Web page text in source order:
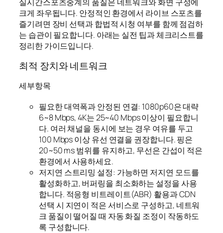
크게 좌우됩니다. 안정적인 환경에서 라이브 스포츠를
즐기려면 장비 선택과 합법적 시청 여부를 함께 점검하
는 습관이 필요합니다. 아래는 실전 팁과 체크리스트를
정리한 가이드입니다.
최적 장치와 네트워크
세부항목
필요한 대역폭과 안정된 연결: 1080p60은 대략
6~8 Mbps, 4K는 25~40 Mbps 이상이 필요합니
다. 여러 채널을 동시에 보는 경우 여유를 두고
100 Mbps 이상 유선 연결을 권장합니다. 핑은
20~50 ms 범위를 유지하고, 무선은 간섭이 적은
환경에서 사용하세요.
저지연 스트리밍 설정: 가능하면 저지연 모드를
활성화하고, 버퍼링을 최소화하는 설정을 사용
합니다. 적응형 비트레이트(ABR) 활용과 CDN
선택 시 지연이 적은 서비스로 구성하고, 네트워
크 품질이 떨어질 때 자동 화질 조정이 작동하도
록 구성합니다.